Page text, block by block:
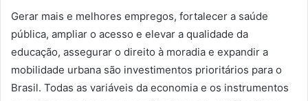
Gerar mais e melhores empregos, fortalecer a saúde
pública, ampliar o acesso e elevar a qualidade da
educação, assegurar o direito à moradia e expandir a
mobilidade urbana são investimentos prioritários para o
Brasil. Todas as variáveis da economia e os instrumentos